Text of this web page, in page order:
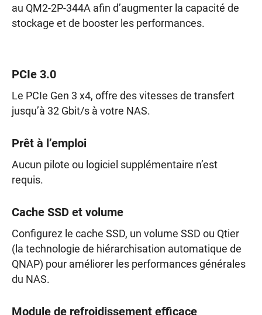
au QM2-2P-344A afin d’augmenter la capacité de
stockage et de booster les performances.
PCIe 3.0
Le PCIe Gen 3 x4, offre des vitesses de transfert
jusqu’à 32 Gbit/s à votre NAS.
Prêt à l’emploi
Aucun pilote ou logiciel supplémentaire n’est
requis.
Cache SSD et volume
Configurez le cache SSD, un volume SSD ou Qtier
(la technologie de hiérarchisation automatique de
QNAP) pour améliorer les performances générales
du NAS.
Module de refroidissement efficace